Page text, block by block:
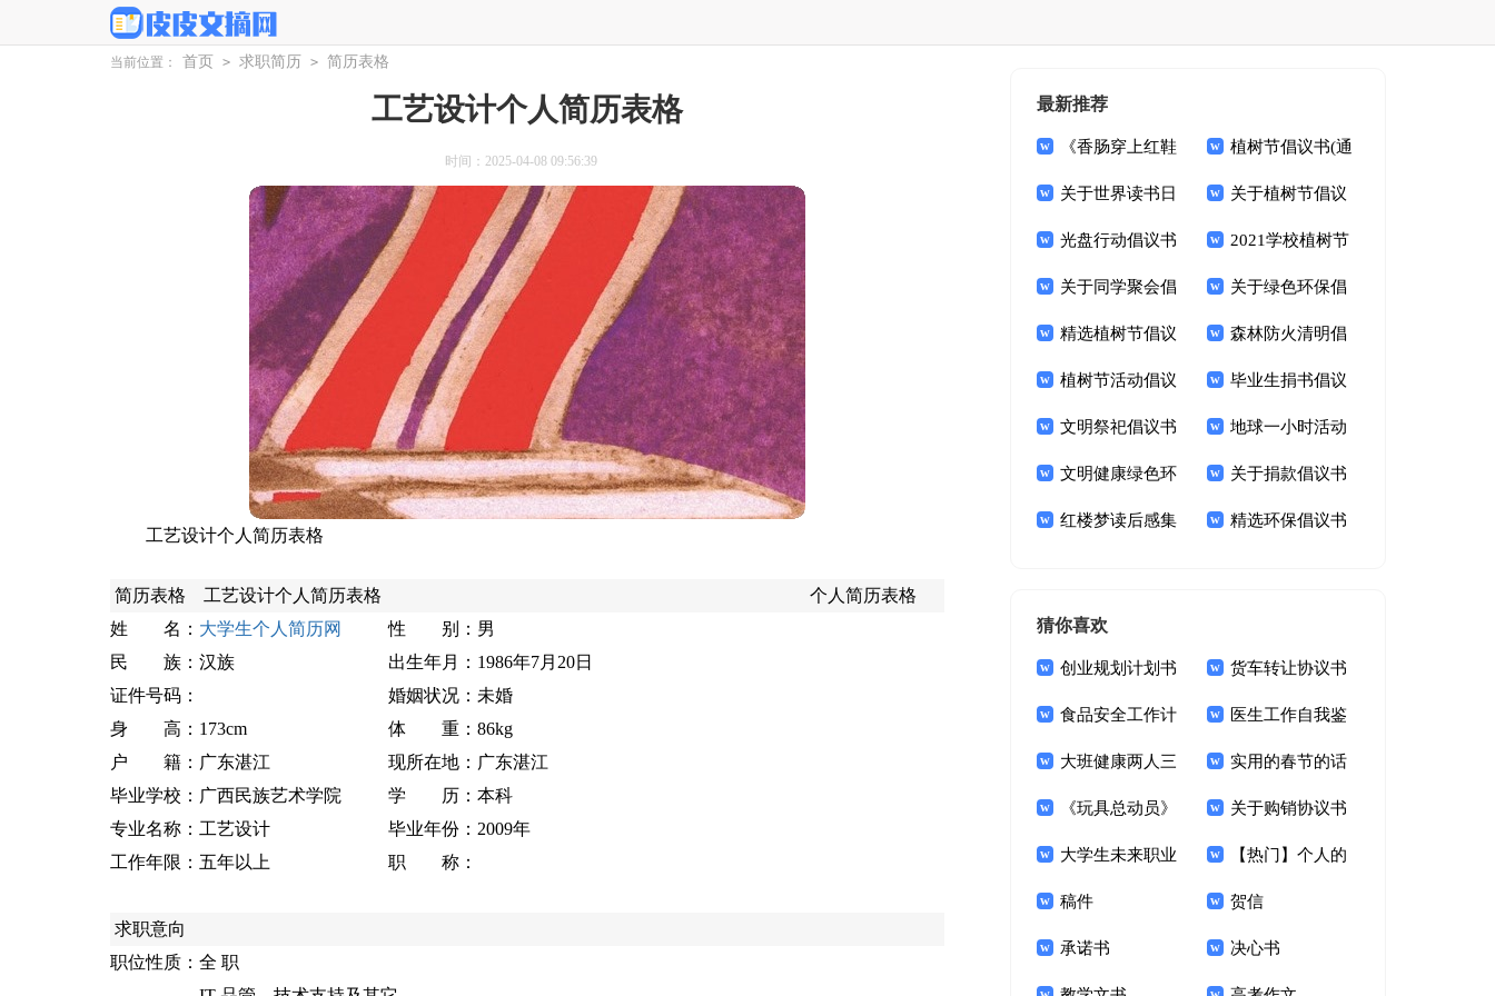
当前位置： 首页 > 求职简历 > 简历表格
工艺设计个人简历表格
时间：2025-04-08 09:56:39
工艺设计个人简历表格
简历表格 工艺设计个人简历表格
个人简历表格
姓 名： 大学生个人简历网 性 别： 男
民 族： 汉族 出生年月： 1986年7月20日
证件号码：
婚姻状况： 未婚
身 高： 173cm 体 重： 86kg
户 籍： 广东湛江 现所在地： 广东湛江
毕业学校： 广西民族艺术学院 学 历： 本科
专业名称： 工艺设计 毕业年份： 2009年
工作年限： 五年以上 职 称：
求职意向
职位性质： 全 职
最新推荐
《香肠穿上红鞋
子》读后感
植树节倡议书(通
用15篇)
关于世界读书日
倡议书合集五篇
关于植树节倡议
书
光盘行动倡议书
范文集锦5篇
2021学校植树节
倡议书
关于同学聚会倡
议书集锦六篇
关于绿色环保倡
议书集合6篇
精选植树节倡议
书4篇
森林防火清明倡
议书
植树节活动倡议
书15篇
毕业生捐书倡议
书15篇
文明祭祀倡议书
范文汇总五篇
地球一小时活动
倡议书15篇
文明健康绿色环
保倡议书
关于捐款倡议书
集锦6篇
红楼梦读后感集 精选环保倡议书
猜你喜欢
创业规划计划书 货车转让协议书
食品安全工作计
划
医生工作自我鉴
定【精】
大班健康两人三
足教案
实用的春节的话
题的作文合集十篇
《玩具总动员》
观后感
关于购销协议书
范文10篇
大学生未来职业
生涯规划
【热门】个人的
简历
稿件 贺信
承诺书 决心书